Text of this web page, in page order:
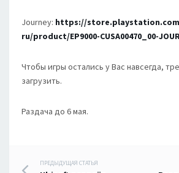
Journey: https://
ru/product/EP9000-CUSA00470_00-
Чтобы игры остались у Вас навсегда,
загрузить.
Раздача до 6 мая.
ПРЕДЫДУЩАЯ СТАТЬЯ